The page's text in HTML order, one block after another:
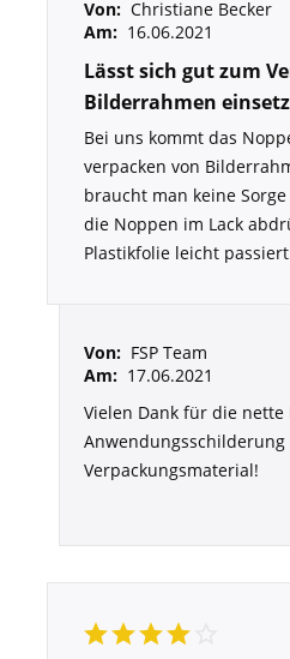
Von: Christiane Becker
Am: 16.06.2021
Lässt sich gut zum
Bilderrahmen
Bei uns kommt das
verpacken von
braucht man keine
die Noppen im Lack
Plastikfolie leicht
Von: FSP Team
Am: 17.06.2021
Vielen Dank für die
Anwendungsschilderung
Verpackungsmaterial!